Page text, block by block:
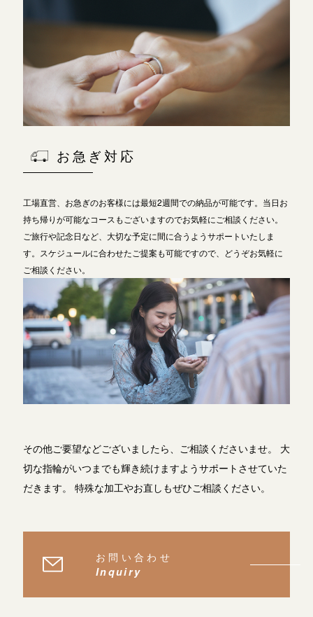
お急ぎ対応
工場直営、お急ぎのお客様には最短2週間での納品が可能です。当日お
持ち帰りが可能なコースもございますのでお気軽にご相談ください。
ご旅行や記念日など、大切な予定に間に合うようサポートいたしま
す。スケジュールに合わせたご提案も可能ですので、どうぞお気軽に
ご相談ください。
その他ご要望などございましたら、ご相談くださいませ。
大
切な指輪がいつまでも輝き続けますようサポートさせていた
だきます。
特殊な加工やお直しもぜひご相談ください。
お問い合わせ
Inquiry